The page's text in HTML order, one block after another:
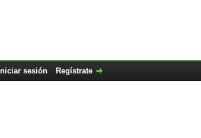
Iniciar sesión Regístrate